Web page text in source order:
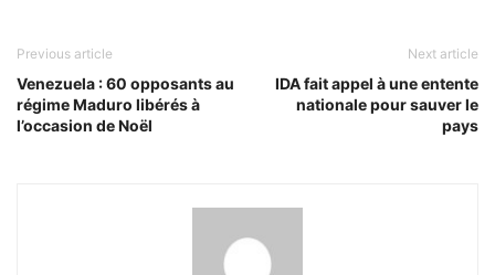
Previous article
Venezuela : 60 opposants au
régime Maduro libérés à
l’occasion de Noël
Next article
IDA fait appel à une entente
nationale pour sauver le
pays